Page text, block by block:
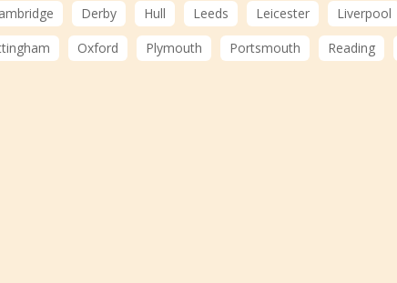
Derby Hull Leeds Leicester Liverpool
Oxford Plymouth Portsmouth Reading